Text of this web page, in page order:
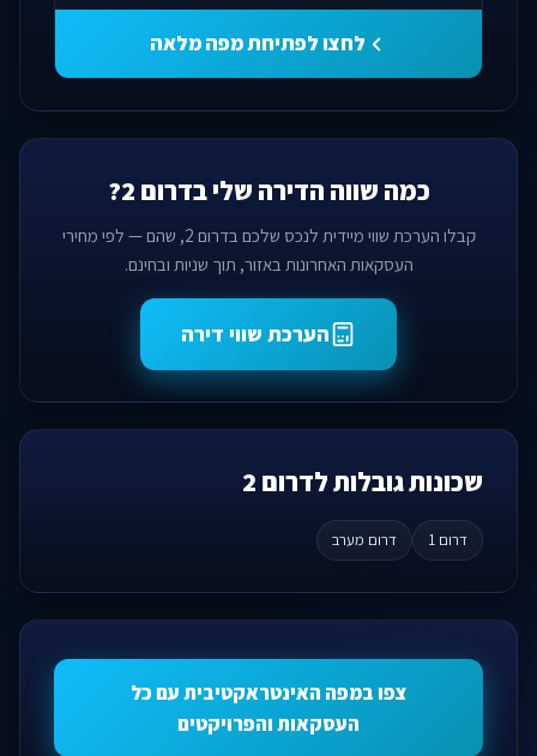
לחצו לפתיחת מפה מלאה
כמה שווה הדירה שלי בדרום 2?
קבלו הערכת שווי מיידית לנכס שלכם בדרום 2, שהם — לפי מחירי
העסקאות האחרונות באזור, תוך שניות ובחינם.
הערכת שווי דירה
שכונות גובלות לדרום 2
דרום 1 דרום מערב
צפו במפה האינטראקטיבית עם כל
העסקאות והפרויקטים